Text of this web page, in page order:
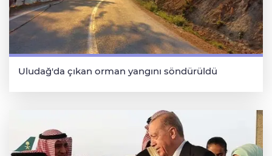
Uludağ'da çıkan orman yangını söndürüldü